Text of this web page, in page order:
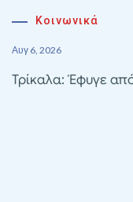
Κοινωνικά
Αυγ 6, 2026
Τρίκαλα: Έφυγε